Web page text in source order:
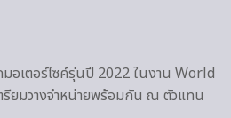
อเตอร์ไซค์รุ่นปี 2022 ในงาน World
ยมวางจำหน่ายพร้อมกัน ณ ตัวแทน